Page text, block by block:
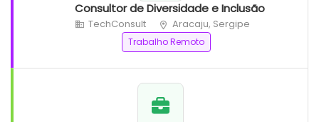
Consultor de Diversidade e Inclusão
TechConsult Aracaju, Sergipe
Trabalho Remoto